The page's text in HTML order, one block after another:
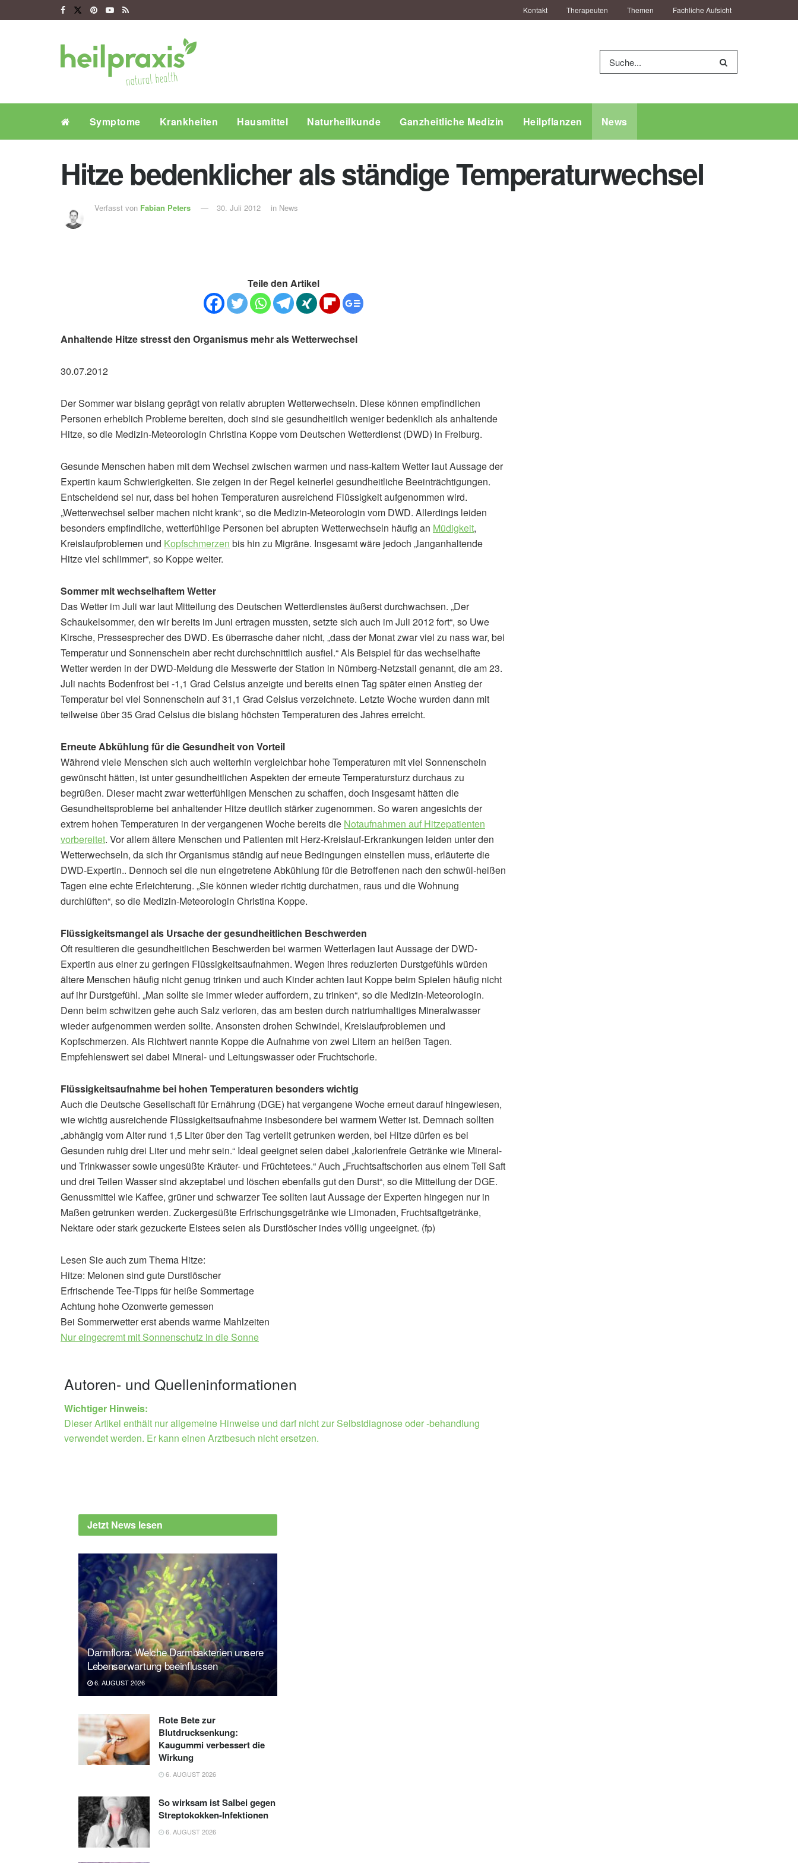
Kontakt Therapeuten Themen Fachliche Aufsicht
Symptome Krankheiten Hausmittel Naturheilkunde Ganzheitliche Medizin Heilpflanzen News
Hitze bedenklicher als ständige Temperaturwechsel
Verfasst von Fabian Peters 30. Juli 2012 in News
Teile den Artikel
Anhaltende Hitze stresst den Organismus mehr als Wetterwechsel
30.07.2012
Der Sommer war bislang geprägt von relativ abrupten Wetterwechseln. Diese können empfindlichen
Personen erheblich Probleme bereiten, doch sind sie gesundheitlich weniger bedenklich als anhaltende
Hitze, so die Medizin-Meteorologin Christina Koppe vom Deutschen Wetterdienst (DWD) in Freiburg.
Gesunde Menschen haben mit dem Wechsel zwischen warmen und nass-kaltem Wetter laut Aussage der
Expertin kaum Schwierigkeiten. Sie zeigen in der Regel keinerlei gesundheitliche Beeinträchtigungen.
Entscheidend sei nur, dass bei hohen Temperaturen ausreichend Flüssigkeit aufgenommen wird.
„Wetterwechsel selber machen nicht krank“, so die Medizin-Meteorologin vom DWD. Allerdings leiden
besonders empfindliche, wetterfühlige Personen bei abrupten Wetterwechseln häufig an Müdigkeit,
Kreislaufproblemen und Kopfschmerzen bis hin zu Migräne. Insgesamt wäre jedoch „langanhaltende
Hitze viel schlimmer“, so Koppe weiter.
Sommer mit wechselhaftem Wetter
Das Wetter im Juli war laut Mitteilung des Deutschen Wetterdienstes äußerst durchwachsen. „Der
Schaukelsommer, den wir bereits im Juni ertragen mussten, setzte sich auch im Juli 2012 fort“, so Uwe
Kirsche, Pressesprecher des DWD. Es überrasche daher nicht, „dass der Monat zwar viel zu nass war, bei
Temperatur und Sonnenschein aber recht durchschnittlich ausfiel.“ Als Beispiel für das wechselhafte
Wetter werden in der DWD-Meldung die Messwerte der Station in Nürnberg-Netzstall genannt, die am 23.
Juli nachts Bodenfrost bei -1,1 Grad Celsius anzeigte und bereits einen Tag später einen Anstieg der
Temperatur bei viel Sonnenschein auf 31,1 Grad Celsius verzeichnete. Letzte Woche wurden dann mit
teilweise über 35 Grad Celsius die bislang höchsten Temperaturen des Jahres erreicht.
Erneute Abkühlung für die Gesundheit von Vorteil
Während viele Menschen sich auch weiterhin vergleichbar hohe Temperaturen mit viel Sonnenschein
gewünscht hätten, ist unter gesundheitlichen Aspekten der erneute Temperatursturz durchaus zu
begrüßen. Dieser macht zwar wetterfühligen Menschen zu schaffen, doch insgesamt hätten die
Gesundheitsprobleme bei anhaltender Hitze deutlich stärker zugenommen. So waren angesichts der
extrem hohen Temperaturen in der vergangenen Woche bereits die Notaufnahmen auf Hitzepatienten
vorbereitet. Vor allem ältere Menschen und Patienten mit Herz-Kreislauf-Erkrankungen leiden unter den
Wetterwechseln, da sich ihr Organismus ständig auf neue Bedingungen einstellen muss, erläuterte die
DWD-Expertin.. Dennoch sei die nun eingetretene Abkühlung für die Betroffenen nach den schwül-heißen
Tagen eine echte Erleichterung. „Sie können wieder richtig durchatmen, raus und die Wohnung
durchlüften“, so die Medizin-Meteorologin Christina Koppe.
Flüssigkeitsmangel als Ursache der gesundheitlichen Beschwerden
Oft resultieren die gesundheitlichen Beschwerden bei warmen Wetterlagen laut Aussage der DWD-
Expertin aus einer zu geringen Flüssigkeitsaufnahmen. Wegen ihres reduzierten Durstgefühls würden
ältere Menschen häufig nicht genug trinken und auch Kinder achten laut Koppe beim Spielen häufig nicht
auf ihr Durstgefühl. „Man sollte sie immer wieder auffordern, zu trinken“, so die Medizin-Meteorologin.
Denn beim schwitzen gehe auch Salz verloren, das am besten durch natriumhaltiges Mineralwasser
wieder aufgenommen werden sollte. Ansonsten drohen Schwindel, Kreislaufproblemen und
Kopfschmerzen. Als Richtwert nannte Koppe die Aufnahme von zwei Litern an heißen Tagen.
Empfehlenswert sei dabei Mineral- und Leitungswasser oder Fruchtschorle.
Flüssigkeitsaufnahme bei hohen Temperaturen besonders wichtig
Auch die Deutsche Gesellschaft für Ernährung (DGE) hat vergangene Woche erneut darauf hingewiesen,
wie wichtig ausreichende Flüssigkeitsaufnahme insbesondere bei warmem Wetter ist. Demnach sollten
„abhängig vom Alter rund 1,5 Liter über den Tag verteilt getrunken werden, bei Hitze dürfen es bei
Gesunden ruhig drei Liter und mehr sein.“ Ideal geeignet seien dabei „kalorienfreie Getränke wie Mineral-
und Trinkwasser sowie ungesüßte Kräuter- und Früchtetees.“ Auch „Fruchtsaftschorlen aus einem Teil Saft
und drei Teilen Wasser sind akzeptabel und löschen ebenfalls gut den Durst“, so die Mitteilung der DGE.
Genussmittel wie Kaffee, grüner und schwarzer Tee sollten laut Aussage der Experten hingegen nur in
Maßen getrunken werden. Zuckergesüßte Erfrischungsgetränke wie Limonaden, Fruchtsaftgetränke,
Nektare oder stark gezuckerte Eistees seien als Durstlöscher indes völlig ungeeignet. (fp)
Lesen Sie auch zum Thema Hitze:
Hitze: Melonen sind gute Durstlöscher
Erfrischende Tee-Tipps für heiße Sommertage
Achtung hohe Ozonwerte gemessen
Bei Sommerwetter erst abends warme Mahlzeiten
Nur eingecremt mit Sonnenschutz in die Sonne
Autoren- und Quelleninformationen
Wichtiger Hinweis:
Dieser Artikel enthält nur allgemeine Hinweise und darf nicht zur Selbstdiagnose oder -behandlung
verwendet werden. Er kann einen Arztbesuch nicht ersetzen.
Jetzt News lesen
Darmflora: Welche Darmbakterien unsere
Lebenserwartung beeinflussen
6. AUGUST 2026
Rote Bete zur
Blutdrucksenkung:
Kaugummi verbessert die
Wirkung
6. AUGUST 2026
So wirksam ist Salbei gegen
Streptokokken-Infektionen
6. AUGUST 2026